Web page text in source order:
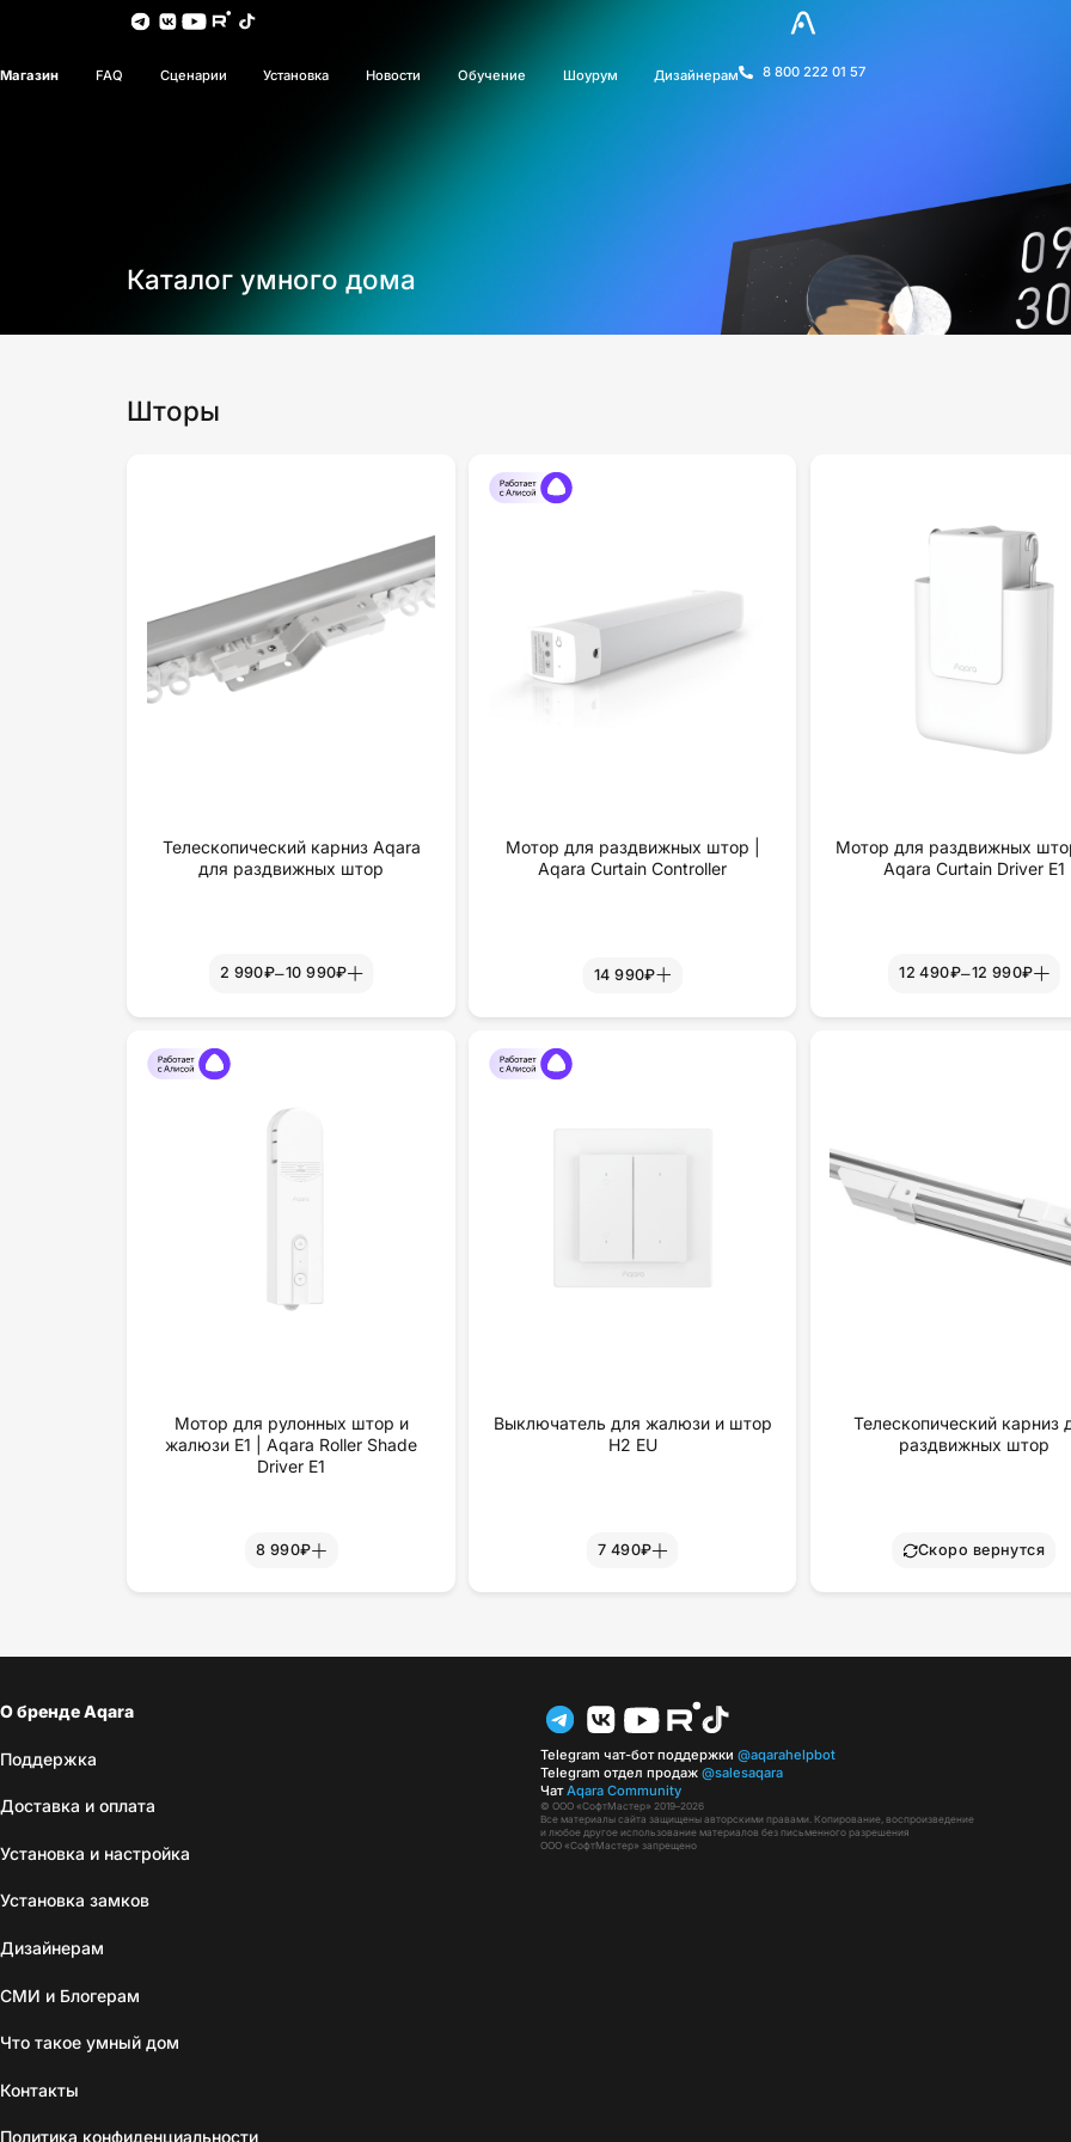
Магазин FAQ Сценарии Установка Новости Обучение Шоурум Дизайнерам 8 800 222 01 57
Каталог умного дома
Шторы
Телескопический карниз Aqara
для раздвижных штор
2 990₽–10 990₽
Мотор для раздвижных штор |
Aqara Curtain Controller
14 990₽
Мотор для раздвижных
Aqara Curtain Driver E1
12 490₽–12 990₽
Мотор для рулонных штор и
жалюзи Е1 | Aqara Roller Shade
Driver E1
8 990₽
Выключатель для жалюзи и штор
H2 EU
7 490₽
Телескопический карниз
раздвижных штор
Скоро вернутся
О бренде Aqara
Поддержка
Доставка и оплата
Установка и настройка
Установка замков
Дизайнерам
СМИ и Блогерам
Что такое умный дом
Контакты
Политика конфиденциальности
Telegram чат-бот поддержки @aqarahelpbot
Telegram отдел продаж@salesaqara
ЧатAqara Community
© ООО «СофтМастер» 2019–2026
Все материалы сайта защищены авторскими правами. Копирование, воспроизведение
и любое другое использование материалов без письменного разрешения
ООО «СофтМастер» запрещено